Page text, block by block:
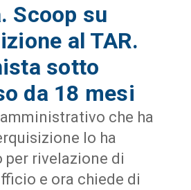
Scoop su
al TAR.
sotto
da 18 mesi
che ha
lo ha
per rivelazione di
e ora chiede di